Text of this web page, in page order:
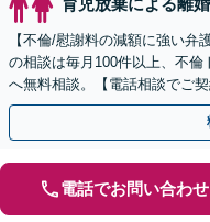
育児放棄による離
【不倫/慰謝料の減額に強い弁
の相談は毎月100件以上、不
へ無料相談。【電話相談でご
対応】
電話でお問い合わせ